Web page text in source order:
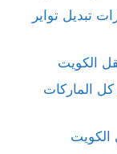
تبديل تواير
الكويت
الماركات